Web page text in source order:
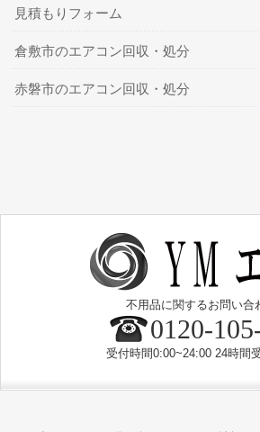
見積もりフォーム
倉敷市のエアコン回収・処分
赤磐市のエアコン回収・処分
不用品に関するお問い合
0120-
受付時間0:00~24:00 24時間